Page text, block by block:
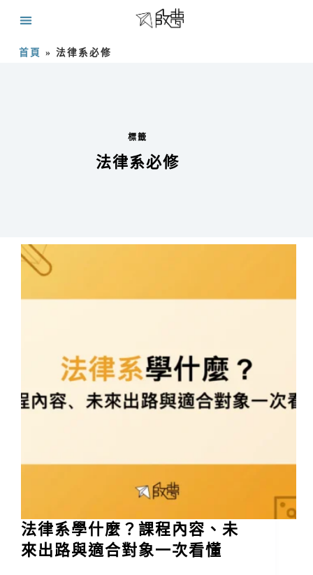
首頁 » 法律系必修
標籤
法律系必修
法律系學什麼？課程內容、未
來出路與適合對象一次看懂